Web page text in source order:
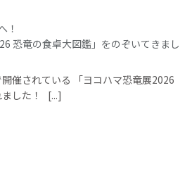
！
恐竜の食卓大図鑑」をのぞいてきまし
催されている 「ヨコハマ恐竜展2026
ました！ [...]